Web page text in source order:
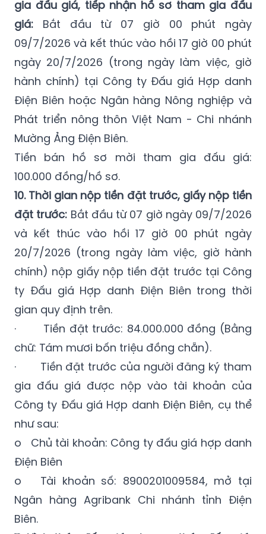
09/7/2026 và kết thúc vào hồi 17 giờ 00 phút
ngày 20/7/2026 (trong ngày làm việc, giờ
hành chính) tại Công ty Đấu giá Hợp danh
Điện Biên hoặc Ngân hàng Nông nghiệp và
Phát triển nông thôn Việt Nam - Chi nhánh
Mường Ảng Điện Biên.
Tiền bán hồ sơ mời tham gia đấu giá:
100.000 đồng/hồ sơ.
10. Thời gian nộp tiền đặt trước, giấy nộp tiền
đặt trước:Bắt đầu từ 07 giờ ngày 09/7/2026
và kết thúc vào hồi 17 giờ 00 phút ngày
20/7/2026 (trong ngày làm việc, giờ hành
chính) nộp giấy nộp tiền đặt trước tại Công
ty Đấu giá Hợp danh Điện Biên trong thời
gian quy định trên.
· Tiền đặt trước: 84.000.000 đồng (Bằng
chữ: Tám mươi bốn triệu đồng chẵn).
· Tiền đặt trước của người đăng ký tham
gia đấu giá được nộp vào tài khoản của
Công ty Đấu giá Hợp danh Điện Biên, cụ thể
như sau:
o Chủ tài khoản: Công ty đấu giá hợp danh
Điện Biên
o Tài khoản số: 8900201009584, mở tại
Ngân hàng Agribank Chi nhánh tỉnh Điện
Biên.
11. Hình thức đấu giá, phương thức đấu giá,
số vòng trả giá, bước giá.